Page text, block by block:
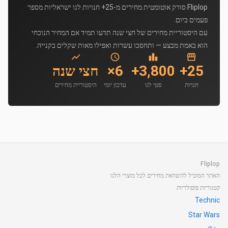
Fliplop סורק אוטומטית מחירים מ-25+ חנויות לגו ישראליות מספר
פעמים ביום.
עם היסטוריית מחירים של חצי שנה תדעו תמיד אם המחיר הנוכחי
הוא באמת מבצע — ותחסכו עשרות ואפילו מאות שקלים בקנייה.
25+
חנויות
3,800+
סטי לגו
6×
עדכון יומי
חצי שנה
היסטוריית מחירים
Fliplop
האתר המוביל להשוואת מחירים לכל מוצרי הלגו
קטגוריות פופולריות
Technic
Star Wars